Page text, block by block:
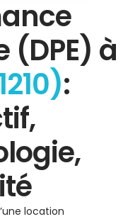
(DPE) à
:
location